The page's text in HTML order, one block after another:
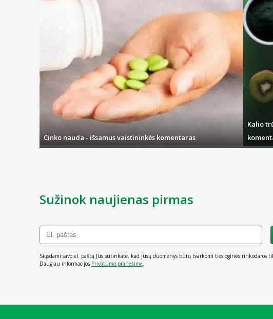
Cinko nauda - išsamus vaistininkės komentaras
Kalio
Sužinok naujienas pirmas
Siųsdami savo el. paštą Jūs sutinkate, kad jūsų duomenys būtų tvarkomi tiesioginės rinkodaros
Daugiau informacijos Privatumo pranešime